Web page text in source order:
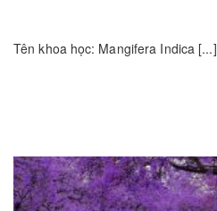
Tên khoa học: Mangifera Indica [...]